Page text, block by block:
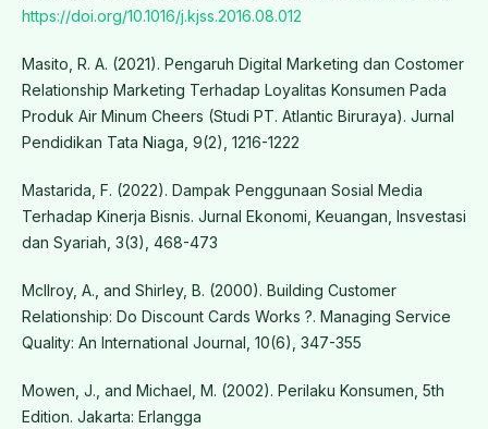
https://doi.org/10.1016/j.kjss.2016.08.012
Masito, R. A. (2021). Pengaruh Digital Marketing dan Costomer
Relationship Marketing Terhadap Loyalitas Konsumen Pada
Produk Air Minum Cheers (Studi PT. Atlantic Biruraya). Jurnal
Pendidikan Tata Niaga, 9(2), 1216-1222
Mastarida, F. (2022). Dampak Penggunaan Sosial Media
Terhadap Kinerja Bisnis. Jurnal Ekonomi, Keuangan, Insvestasi
dan Syariah, 3(3), 468-473
McIlroy, A., and Shirley, B. (2000). Building Customer
Relationship: Do Discount Cards Works ?. Managing Service
Quality: An International Journal, 10(6), 347-355
Mowen, J., and Michael, M. (2002). Perilaku Konsumen, 5th
Edition. Jakarta: Erlangga